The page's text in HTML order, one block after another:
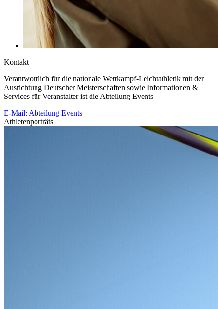
Kontakt
Verantwortlich für die nationale Wettkampf-Leichtathletik mit der
Ausrichtung Deutscher Meisterschaften sowie Informationen &
Services für Veranstalter ist die Abteilung Events
E-Mail: Abteilung Events
Athletenporträts